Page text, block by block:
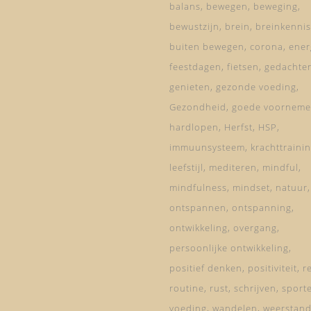
balans bewegen
beweging
bewustzijn
brein
breinkennis
buiten bewegen
corona
feestdagen fietsen
genieten
gezonde voeding
Gezondheid
goede
hardlopen
Herfst HSP
immuunsysteem
leefstijl
mediteren
mindful
mindfulness mindset natuur
ontspannen
ontspanning
ontwikkeling
overgang
persoonlijke ontwikkeling
positief denken
positiviteit
routine rust schrijven
voeding wandelen weerstand